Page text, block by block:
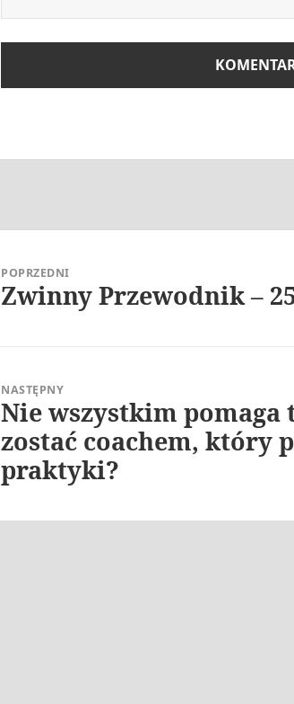
POPRZEDNI
Poprzedni
Zwinny Przewodnik –
NASTĘPNY
Następny
Nie wszystkim pomaga
zostać coachem, który
praktyki?